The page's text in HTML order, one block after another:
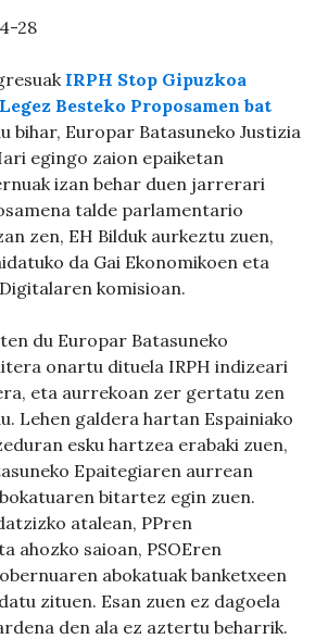
28
IRPH Stop Gipuzkoa
Besteko Proposamen bat
bihar, Europar Batasuneko Justizia
egingo zaion epaiketan
izan behar duen jarrerari
talde parlamentario
zen, EH Bilduk aurkeztu zuen,
da Gai Ekonomikoen eta
komisioan.
du Europar Batasuneko
onartu dituela IRPH indizeari
eta aurrekoan zer gertatu zen
Lehen galdera hartan Espainiako
esku hartzea erabaki zuen,
Epaitegiaren aurrean
bitartez egin zuen.
atalean, PPren
ahozko saioan, PSOEren
abokatuak banketxeen
zituen. Esan zuen ez dagoela
den ala ez aztertu beharrik.